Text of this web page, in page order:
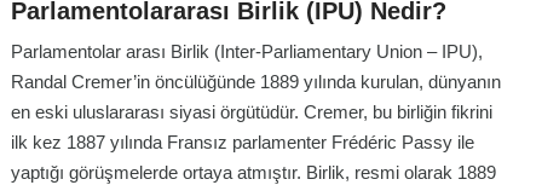
Parlamentolararası Birlik (IPU) Nedir?
Parlamentolar arası Birlik (Inter-Parliamentary Union – IPU),
Randal Cremer’in öncülüğünde 1889 yılında kurulan, dünyanın
en eski uluslararası siyasi örgütüdür. Cremer, bu birliğin fikrini
ilk kez 1887 yılında Fransız parlamenter Frédéric Passy ile
yaptığı görüşmelerde ortaya atmıştır. Birlik, resmi olarak 1889